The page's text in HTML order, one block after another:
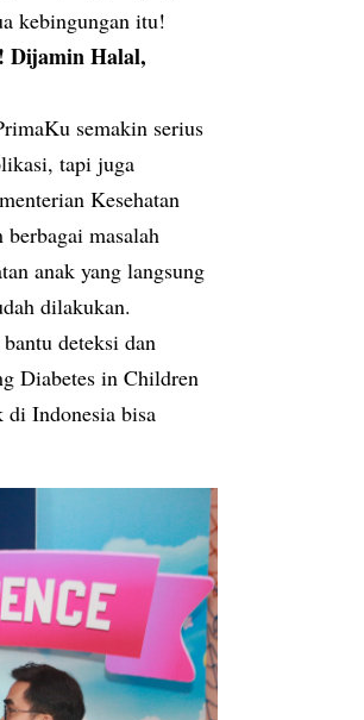
kebingungan itu!
Dijamin Halal,
semakin serius
tapi juga
Kesehatan
masalah
anak yang langsung
dilakukan.
deteksi dan
Diabetes in Children
di Indonesia bisa